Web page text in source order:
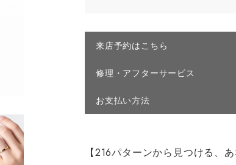
来店予約はこちら
修理・アフターサービス
お支払い方法
【216パターンから見つける、